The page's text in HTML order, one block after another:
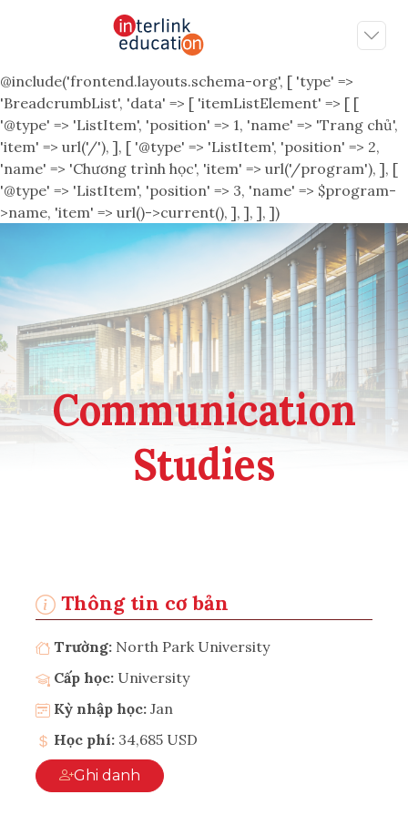
@include('frontend.layouts.schema-org', [ 'type' =>
'BreadcrumbList', 'data' => [ 'itemListElement' => [ [
'@type' => 'ListItem', 'position' => 1, 'name' => 'Trang chủ',
'item' => url('/'), ], [ '@type' => 'ListItem', 'position' => 2,
'name' => 'Chương trình học', 'item' => url('/program'), ], [
'@type' => 'ListItem', 'position' => 3, 'name' => $program-
>name, 'item' => url()->current(), ], ], ], ])
Communication
Studies
Thông tin cơ bản
Trường: North Park University
Cấp học: University
Kỳ nhập học: Jan
Học phí: 34,685 USD
Ghi danh